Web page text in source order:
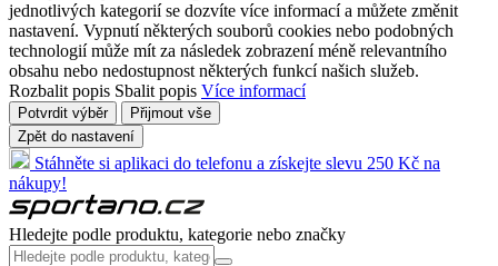
jednotlivých kategorií se dozvíte více informací a můžete změnit
nastavení. Vypnutí některých souborů cookies nebo podobných
technologií může mít za následek zobrazení méně relevantního
obsahu nebo nedostupnost některých funkcí našich služeb.
Rozbalit popis Sbalit popis Více informací
Potvrdit výběr
Přijmout vše
Zpět do nastavení
Stáhněte si aplikaci do telefonu a získejte slevu 250 Kč na
nákupy!
Hledejte podle produktu, kategorie nebo značky